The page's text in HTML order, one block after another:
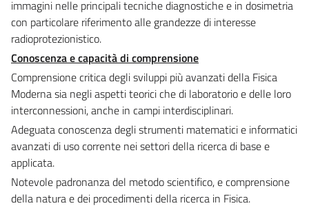
immagini nelle principali tecniche diagnostiche e in dosimetria
con particolare riferimento alle grandezze di interesse
radioprotezionistico.
Conoscenza e capacità di comprensione
Comprensione critica degli sviluppi più avanzati della Fisica
Moderna sia negli aspetti teorici che di laboratorio e delle loro
interconnessioni, anche in campi interdisciplinari.
Adeguata conoscenza degli strumenti matematici e informatici
avanzati di uso corrente nei settori della ricerca di base e
applicata.
Notevole padronanza del metodo scientifico, e comprensione
della natura e dei procedimenti della ricerca in Fisica.